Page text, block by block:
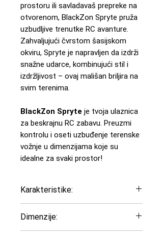
prostoru ili savladavaš prepreke na
otvorenom, BlackZon Spryte pruža
uzbudljive trenutke RC avanture.
Zahvaljujući čvrstom šasijskom
okviru, Spryte je napravljen da izdrži
snažne udarce, kombinujući stil i
izdržljivost – ovaj mališan briljira na
svim terenima.
BlackZon Spryte je tvoja ulaznica
za beskrajnu RC zabavu. Preuzmi
kontrolu i oseti uzbuđenje terenske
vožnje u dimenzijama koje su
idealne za svaki prostor!
Karakteristike:
četiri točka (4WD)
Nezavisno ogibljenje sa
Dimenzije: